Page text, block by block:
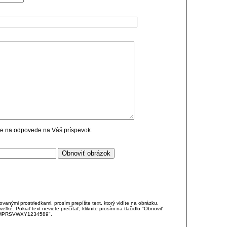
na odpovede na Váš príspevok.
prostriedkami, prosím prepíšte text, ktorý vidíte na obrázku.
Pokiaľ text neviete prečítať, kliknite prosím na tlačidlo "Obnoviť